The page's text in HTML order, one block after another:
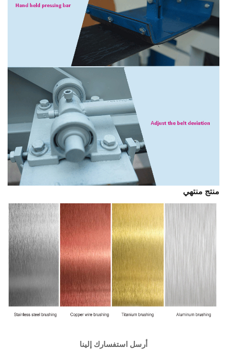
منتج منتهي
أرسل استفسارك إلينا